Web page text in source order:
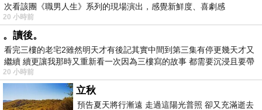
次看該團《職男人生》系列的現場演出，感覺新鮮度、喜劇感
20 小時前
。讀後。
看完三樓的老宅2雖然明天才有後記其實中間到第三集有停更幾天才又
繼續 續更讓我那時又重新看一次因為三樓寫的故事 都需要沉浸且要帶
有
20 小時前
立秋
預告夏天將行漸遠 走過這陽光普照 卻又充滿逝去